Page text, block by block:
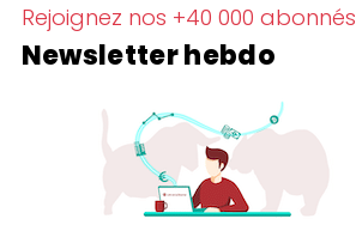
Rejoignez nos +40 000 abonnés
Newsletter hebdo